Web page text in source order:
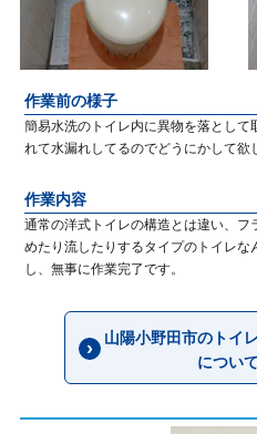
作業前の様子
簡易水洗のトイレ内に異物を落とし
れて水漏れしてるのでどうにかして欲
作業内容
通常の洋式トイレの構造とは違い、
めたり流したりするタイプのトイレ
し、無事に作業完了です。
山陽小野田市のトイ
につい